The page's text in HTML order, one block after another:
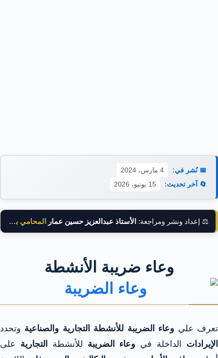
📅 نُشر في:
4 مارس، 2024
🔄 آخر تحديث:
15 يونيو، 2026
⚖️ إعداد ونشر ومراجعة: الأستاذ عبدالعزيز حسين عمار المحامي بالنقض
وعاء ضريبة الأنشطة
تعرف علي وعاء الضريبة للأنشطة التجارية والصناعية وتحدد
الإيرادات الداخلة في وعاء الضريبة للأنشطة التجارية على